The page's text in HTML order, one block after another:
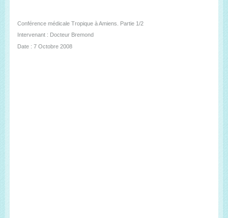
Conférence médicale Tropique à Amiens. Partie 1/2
Intervenant : Docteur Bremond
Date : 7 Octobre 2008